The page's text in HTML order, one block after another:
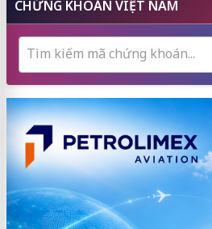
CHỨNG KHOÁN VIỆT NAM
Tìm kiếm mã chứng khoán...